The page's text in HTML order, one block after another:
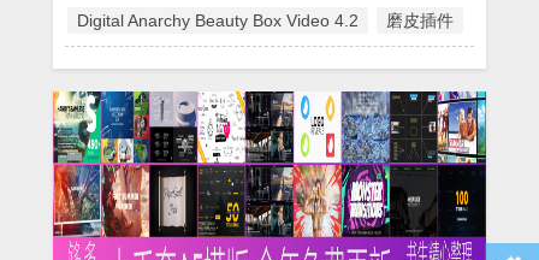
Digital Anarchy Beauty Box Video 4.2 磨皮插件